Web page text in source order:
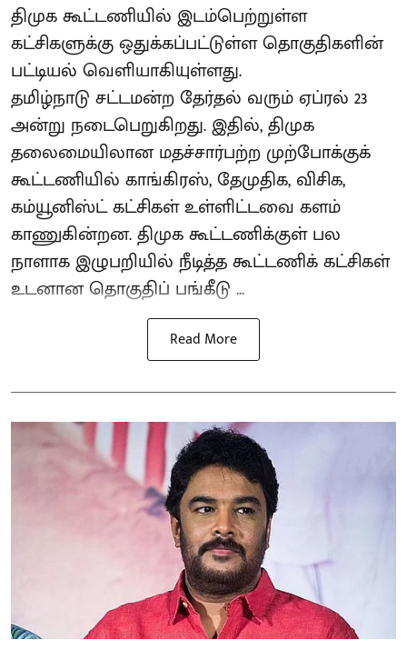
திமுக கூட்டணியில் இடம்பெற்றுள்ள
கட்சிகளுக்கு ஒதுக்கப்பட்டுள்ள தொகுதிகளின்
பட்டியல் வெளியாகியுள்ளது.
தமிழ்நாடு சட்டமன்ற தேர்தல் வரும் ஏப்ரல் 23
அன்று நடைபெறுகிறது. இதில், திமுக
தலைமையிலான மதச்சார்பற்ற முற்போக்குக்
கூட்டணியில் காங்கிரஸ், தேமுதிக, விசிக,
கம்யூனிஸ்ட் கட்சிகள் உள்ளிட்டவை களம்
காணுகின்றன. திமுக கூட்டணிக்குள் பல
நாளாக இழுபறியில் நீடித்த கூட்டணிக் கட்சிகள்
உடனான தொகுதிப் பங்கீடு ...
Read More